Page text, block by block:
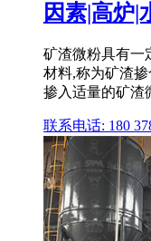
因素|高炉|
矿渣微粉具有一
材料,称为矿渣掺
掺入适量的矿渣
联系电话: 180